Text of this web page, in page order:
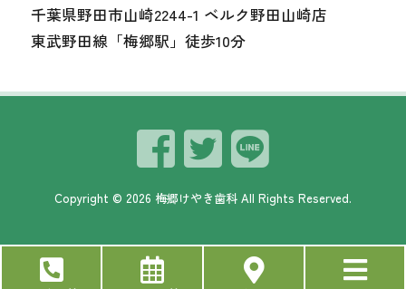
千葉県野田市山崎2244-1 ベルク野田山崎店
東武野田線「梅郷駅」徒歩10分
Copyright © 2026 梅郷けやき歯科 All Rights Reserved.